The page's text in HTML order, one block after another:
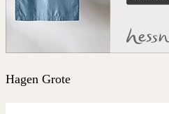
Hagen Grote